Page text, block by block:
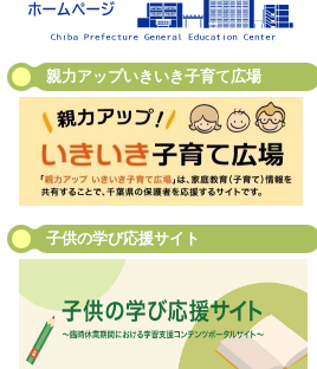
親力アップいきいき子育て広場
子供の学び応援サイト